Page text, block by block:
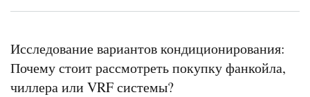
Исследование вариантов кондиционирования:
Почему стоит рассмотреть покупку фанкойла,
чиллера или VRF системы?